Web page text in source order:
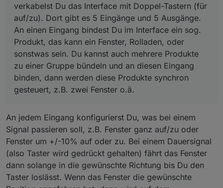
verkabelst Du das Interface mit Doppel-Tastern (für
auf/zu). Dort gibt es 5 Eingänge und 5 Ausgänge.
An einen Eingang bindest Du im Interface ein sog.
Produkt, das kann ein Fenster, Rolladen, oder
sonstwas sein. Du kannst auch mehrere Produkte
zu einer Gruppe bündeln und an diesen Eingang
binden, dann werden diese Produkte synchron
gesteuert, z.B. zwei Fenster o.ä.
An jedem Eingang konfigurierst Du, was bei einem
Signal passieren soll, z.B. Fenster ganz auf/zu oder
Fenster um +/-10% auf oder zu. Bei einem Dauersignal
(also Taster wird gedrückt gehalten) fährt das Fenster
dann solange in die gewünschte Richtung bis Du den
Taster loslässt. Wenn das Fenster die gewünschte